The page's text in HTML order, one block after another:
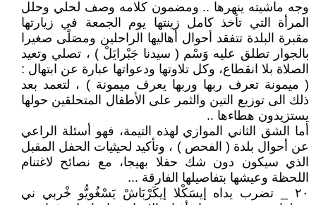
وجه ماشيته ينهرها .. ومضمون كلامه وصف لحلي وحلل
المرأة التي تأخذ كامل زينتها يوم الجمعة في زيارتها
مقبرة البلدة تتفقد أحوال أهاليها الراحلين ومصَلًى صغيرا
بالجوار تطلق عليه وَسْم ( سيدنا جَبْرايَلْ ) ، تصلي وتعيد
الصلاة بلا انقطاع، وكل تلاوتها ودعواتها عبارة عن ابتهال :
( ميمونة تعرف ربها وربها يعرف ميمونة ) ، لتعمد بعد
ذلك الى توزيع التين والثمر على الأطفال المتحلقين حولها
يستزيدون هطاءها ..
أما الشق الثاني الموازي لهذه التيمة، فهو أسئلة الراعي
عن أحوال بلدة ( الفحص ) ، وتأكيد لحيثيات الحفل المقبل
الذي سيكون دون شك حفلا بهيجا، مع نصائح لاغتنام
اللحظة وعيشها بتفاصيلها الفارقة ...
٢٠ _ تضرب يداه إيسَكْلا إيكَرْبَاشْ يَسْغُويُّو خْربي ني